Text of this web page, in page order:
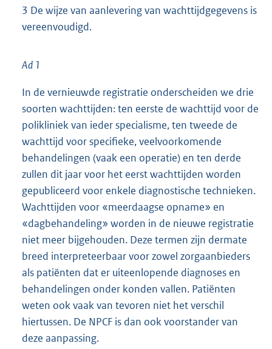
3 De wijze van aanlevering van wachttijdgegevens is
vereenvoudigd.
Ad 1
In de vernieuwde registratie onderscheiden we drie
soorten wachttijden: ten eerste de wachttijd voor de
polikliniek van ieder specialisme, ten tweede de
wachttijd voor specifieke, veelvoorkomende
behandelingen (vaak een operatie) en ten derde
zullen dit jaar voor het eerst wachttijden worden
gepubliceerd voor enkele diagnostische technieken.
Wachttijden voor «meerdaagse opname» en
«dagbehandeling» worden in de nieuwe registratie
niet meer bijgehouden. Deze termen zijn dermate
breed interpreteerbaar voor zowel zorgaanbieders
als patiënten dat er uiteenlopende diagnoses en
behandelingen onder konden vallen. Patiënten
weten ook vaak van tevoren niet het verschil
hiertussen. De NPCF is dan ook voorstander van
deze aanpassing.